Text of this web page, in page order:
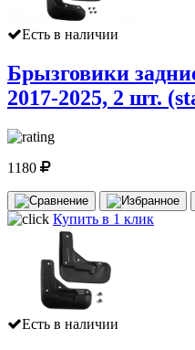
Есть в наличии
Брызговики
2017-2025, 2 шт.
1180
Купить в 1 клик
Есть в наличии